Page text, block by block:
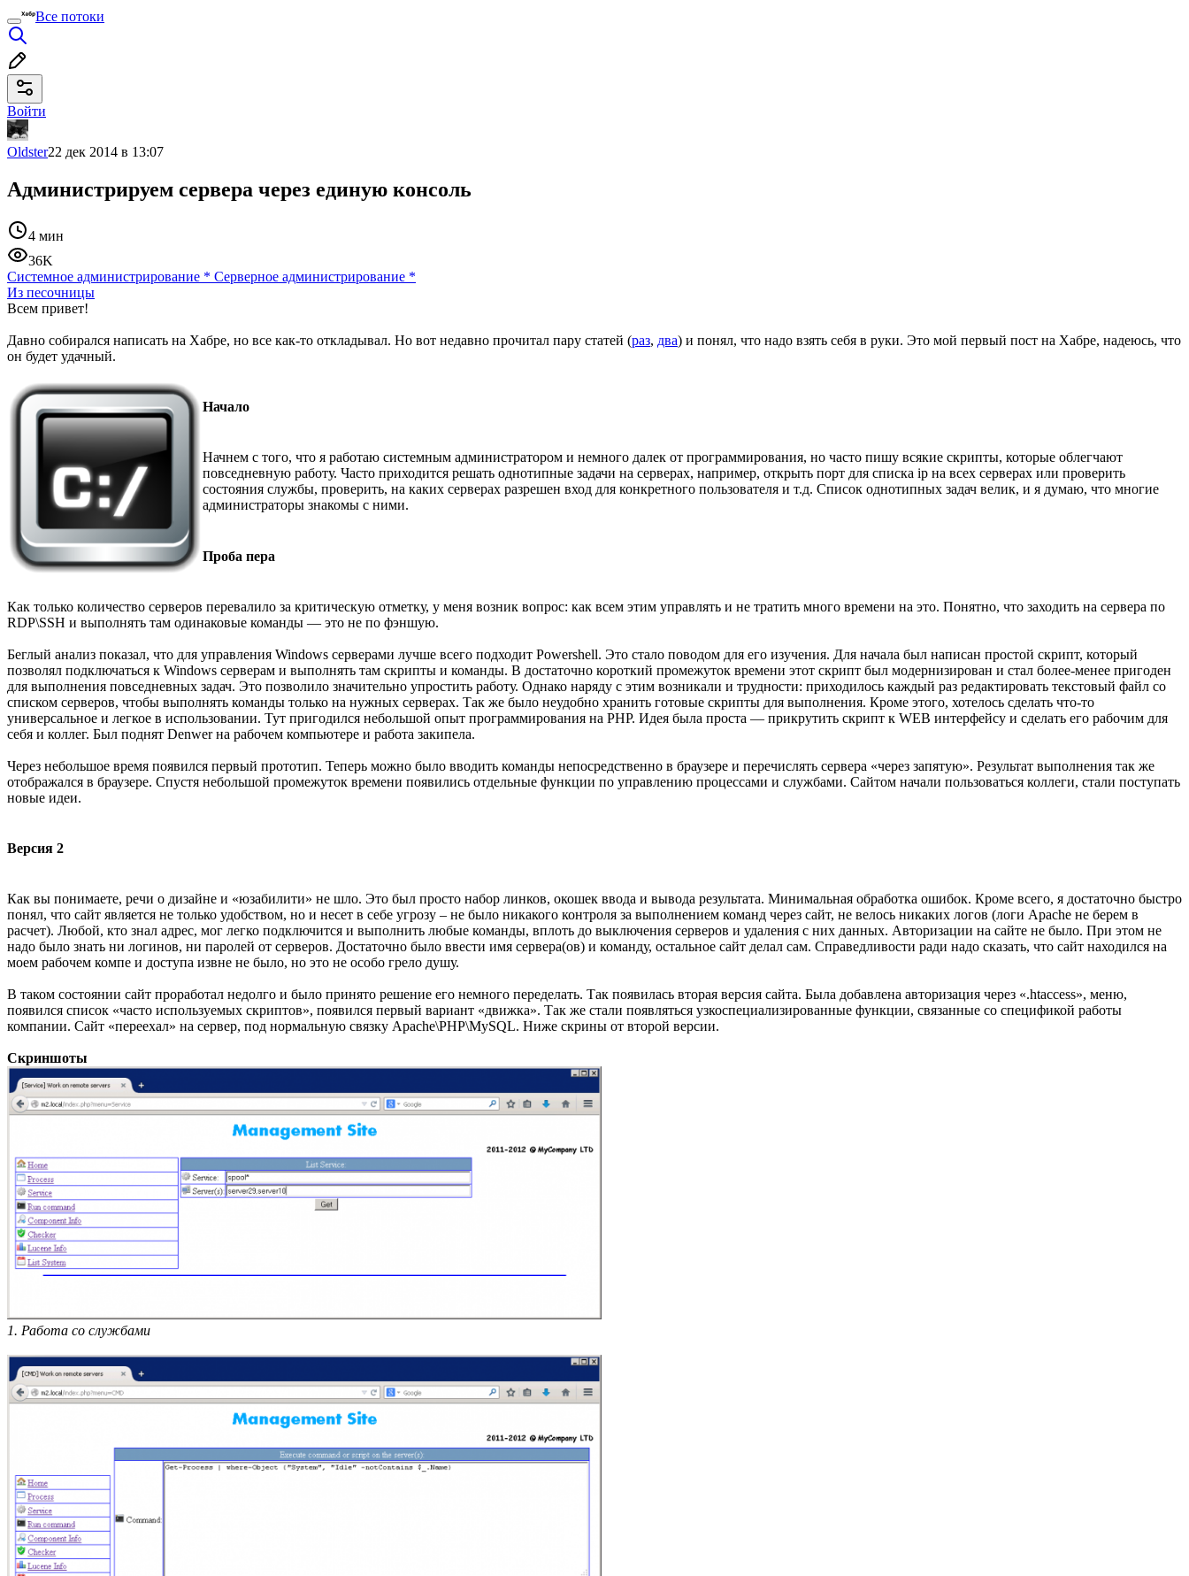
Все потоки
Войти
Oldster22 дек 2014 в 13:07
Администрируем сервера через единую консоль
4 мин
36K
Системное администрирование * Серверное администрирование *
Из песочницы
Всем привет!
Давно собирался написать на Хабре, но все как-то откладывал. Но вот недавно прочитал пару статей (раз, два) и понял, что надо взять себя в руки. Это мой первый пост на Хабре, надеюсь, что
он будет удачный.
Начало
Начнем с того, что я работаю системным администратором и немного далек от программирования, но часто пишу всякие скрипты, которые облегчают
повседневную работу. Часто приходится решать однотипные задачи на серверах, например, открыть порт для списка ip на всех серверах или проверить
состояния службы, проверить, на каких серверах разрешен вход для конкретного пользователя и т.д. Список однотипных задач велик, и я думаю, что многие
администраторы знакомы с ними.
Проба пера
Как только количество серверов перевалило за критическую отметку, у меня возник вопрос: как всем этим управлять и не тратить много времени на это. Понятно, что заходить на сервера по
RDP\SSH и выполнять там одинаковые команды — это не по фэншую.
Беглый анализ показал, что для управления Windows серверами лучше всего подходит Powershell. Это стало поводом для его изучения. Для начала был написан простой скрипт, который
позволял подключаться к Windows серверам и выполнять там скрипты и команды. В достаточно короткий промежуток времени этот скрипт был модернизирован и стал более-менее пригоден
для выполнения повседневных задач. Это позволило значительно упростить работу. Однако наряду с этим возникали и трудности: приходилось каждый раз редактировать текстовый файл со
списком серверов, чтобы выполнять команды только на нужных серверах. Так же было неудобно хранить готовые скрипты для выполнения. Кроме этого, хотелось сделать что-то
универсальное и легкое в использовании. Тут пригодился небольшой опыт программирования на PHP. Идея была проста — прикрутить скрипт к WEB интерфейсу и сделать его рабочим для
себя и коллег. Был поднят Denwer на рабочем компьютере и работа закипела.
Через небольшое время появился первый прототип. Теперь можно было вводить команды непосредственно в браузере и перечислять сервера «через запятую». Результат выполнения так же
отображался в браузере. Спустя небольшой промежуток времени появились отдельные функции по управлению процессами и службами. Сайтом начали пользоваться коллеги, стали поступать
новые идеи.
Версия 2
Как вы понимаете, речи о дизайне и «юзабилити» не шло. Это был просто набор линков, окошек ввода и вывода результата. Минимальная обработка ошибок. Кроме всего, я достаточно быстро
понял, что сайт является не только удобством, но и несет в себе угрозу – не было никакого контроля за выполнением команд через сайт, не велось никаких логов (логи Apache не берем в
расчет). Любой, кто знал адрес, мог легко подключится и выполнить любые команды, вплоть до выключения серверов и удаления с них данных. Авторизации на сайте не было. При этом не
надо было знать ни логинов, ни паролей от серверов. Достаточно было ввести имя сервера(ов) и команду, остальное сайт делал сам. Справедливости ради надо сказать, что сайт находился на
моем рабочем компе и доступа извне не было, но это не особо грело душу.
В таком состоянии сайт проработал недолго и было принято решение его немного переделать. Так появилась вторая версия сайта. Была добавлена авторизация через «.htaccess», меню,
появился список «часто используемых скриптов», появился первый вариант «движка». Так же стали появляться узкоспециализированные функции, связанные со спецификой работы
компании. Сайт «переехал» на сервер, под нормальную связку Apache\PHP\MySQL. Ниже скрины от второй версии.
Скриншоты
1. Работа со службами